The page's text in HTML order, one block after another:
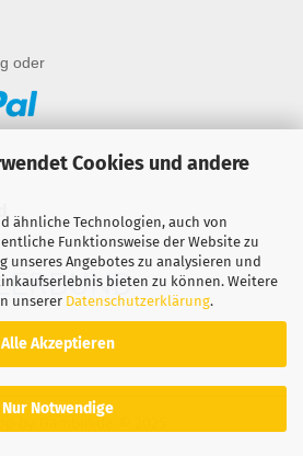
Cookies und andere
ähnliche Technologien, auch von
Funktionsweise der Website zu
unseres Angebotes zu analysieren und
bieten zu können. Weitere
unserer Datenschutzerklärung.
Alle Akzeptieren
Nur Notwendige
oder